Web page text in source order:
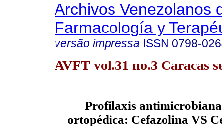
Archivos Venezolanos
Farmacología y
versão impressa ISSN 0798-
AVFT vol.31 no.3 Caracas
Profilaxis
ortopédica: Cefazolina VS